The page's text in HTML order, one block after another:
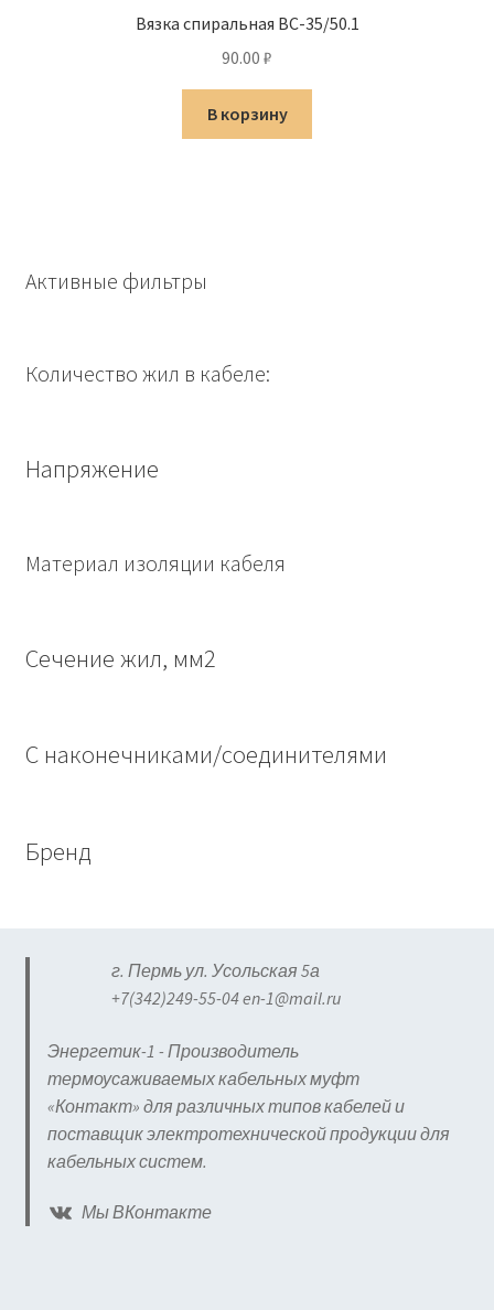
Вязка спиральная ВС-35/50.1
90.00 ₽
В корзину
Активные фильтры
Количество жил в кабеле:
Напряжение
Материал изоляции кабеля
Сечение жил, мм2
С наконечниками/соединителями
Бренд
г. Пермь ул. Усольская 5а
+7(342)249-55-04 en-1@mail.ru
Энергетик-1 - Производитель
термоусаживаемых кабельных муфт
«Контакт» для различных типов кабелей и
поставщик электротехнической продукции для
кабельных систем.
Мы ВКонтакте